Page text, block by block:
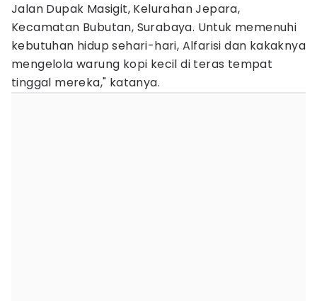
Jalan Dupak Masigit, Kelurahan Jepara,
Kecamatan Bubutan, Surabaya. Untuk memenuhi
kebutuhan hidup sehari-hari, Alfarisi dan kakaknya
mengelola warung kopi kecil di teras tempat
tinggal mereka," katanya.